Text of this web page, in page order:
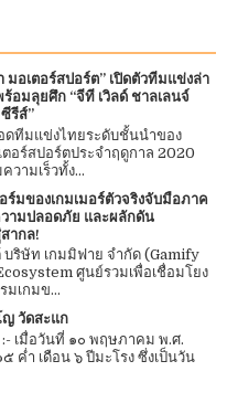
อเตอร์สปอร์ต” เปิดตัวทีมแข่งล่า
อมลุยศึก “จีที เวิลด์ ชาลเลนจ์
รีส์”
ดทีมแข่งไทยระดับชั้นนำของ
ตอร์สปอร์ตประจำฤดูกาล 2020
วามเร็วทั้ง...
ร์มของเกมเมอร์ตัวจริงจับมือภาค
ามปลอดภัย และผลักดัน
ากล!
บริษัท เกมมิฟาย จำกัด (Gamify
ศูนย์รวมเพื่อเชื่อมโยง
มเกมข...
วัดสะแก
:- เมื่อวันที่ ๑๐ พฤษภาคม พ.ศ.
ค่ำ เดือน ๖ ปีมะโรง ซึ่งเป็นวัน